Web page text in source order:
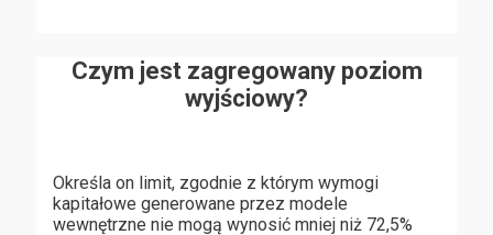
Czym jest zagregowany poziom
wyjściowy?
Określa on limit, zgodnie z którym wymogi
kapitałowe generowane przez modele
wewnętrzne nie mogą wynosić mniej niż 72,5%